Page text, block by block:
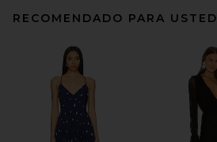
RECOMENDADO PARA USTED